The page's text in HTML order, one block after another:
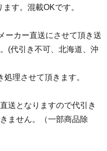
す。混載OKです。
ーカー直送にさせて頂き送
(代引き不可、北海道、沖
理させて頂きます。
送となりますので代引き
ません。（一部商品除